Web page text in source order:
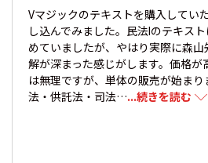
Vマジックのテキストを購入してい
し込んでみました。民法Ⅰのテキス
めていましたが、やはり実際に森
解が深まった感じがします。価格
は無理ですが、単体の販売が始まり
法・供託法・司法…...続きを読む